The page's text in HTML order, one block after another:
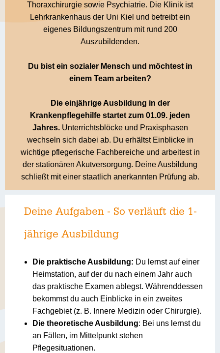
Thoraxchirurgie sowie Psychiatrie. Die Klinik ist
Lehrkrankenhaus der Uni Kiel und betreibt ein
eigenes Bildungszentrum mit rund 200
Auszubildenden.
Du bist ein sozialer Mensch und möchtest in
einem Team arbeiten?
Die einjährige Ausbildung in der
Krankenpflegehilfe startet zum 01.09. jeden
Jahres.Unterrichtsblöcke und Praxisphasen
wechseln sich dabei ab. Du erhältst Einblicke in
wichtige pflegerische Fachbereiche und arbeitest in
der stationären Akutversorgung. Deine Ausbildung
schließt mit einer staatlich anerkannten Prüfung ab.
Deine Aufgaben - So verläuft die 1-
jährige Ausbildung
Die praktische Ausbildung: Du lernst auf einer
Heimstation, auf der du nach einem Jahr auch
das praktische Examen ablegst. Währenddessen
bekommst du auch Einblicke in ein zweites
Fachgebiet (z. B. Innere Medizin oder Chirurgie).
Die theoretische Ausbildung: Bei uns lernst du
an Fällen, im Mittelpunkt stehen
Pflegesituationen.